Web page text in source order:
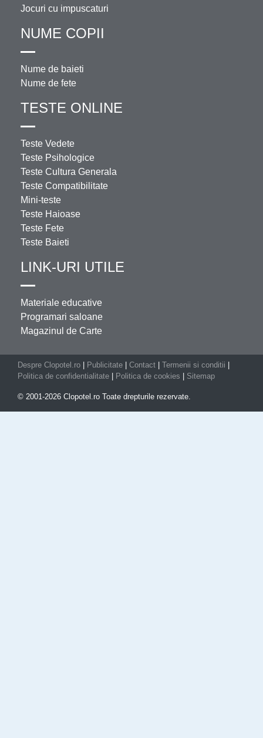
Jocuri cu impuscaturi
NUME COPII
Nume de baieti
Nume de fete
TESTE ONLINE
Teste Vedete
Teste Psihologice
Teste Cultura Generala
Teste Compatibilitate
Mini-teste
Teste Haioase
Teste Fete
Teste Baieti
LINK-URI UTILE
Materiale educative
Programari saloane
Magazinul de Carte
Despre Clopotel.ro Publicitate Contact Termenii si conditii
Politica de confidentialitate
Politica de cookies Sitemap
© 2001-2026 Clopotel.ro Toate drepturile rezervate.